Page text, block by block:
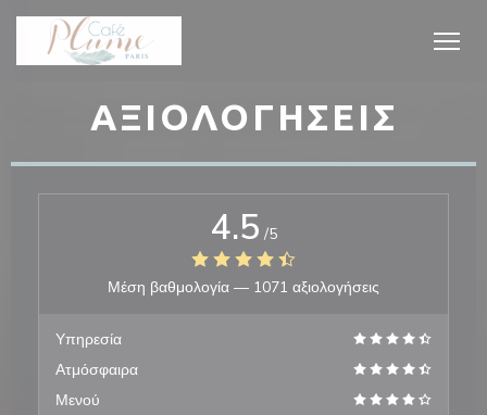
Πίνακας διαχείρισης "Μπισκότων" (Cookies)
ΑΞΙΟΛΟΓΉΣΕΙΣ
4.5 /5
Μέση βαθμολογία — 1071 αξιολογήσεις
Υπηρεσία
Ατμόσφαιρα
Μενού